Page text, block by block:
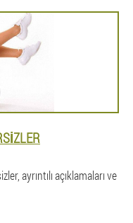
ayrıntılı açıklamaları ve